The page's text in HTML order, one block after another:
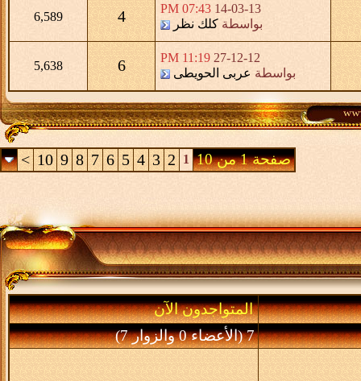
14-03-13
07:43 PM
بواسطة كلك نظر 4
6,589
27-12-12
11:19 PM
بواسطة عربى الحويطى 6
5,638
صفحة 1 من 10 1
2
3
4
5
6
7
8
9
10
>
المتواجدون الآن
7 (الأعضاء 0 والزوار 7)